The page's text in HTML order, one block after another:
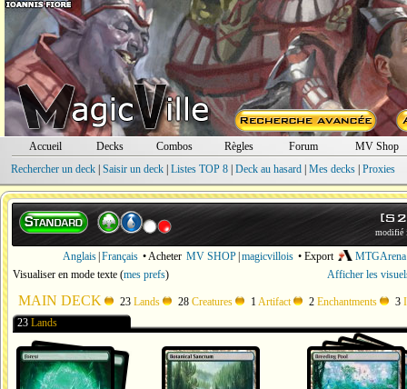
Accueil Decks Combos Règles Forum
MV Shop
Rechercher un deck| Saisir un deck| Listes TOP 8| Deck au hasard| Mes decks| Proxies
modifié
Anglais Français • Acheter MV SHOP magicvillois • Export
MTGArena
Visualiser en mode texte (mes prefs) Afficher les
MAIN DECK 23 Lands 28 Creatures 1Artifact 2 Enchantments 3
23 Lands